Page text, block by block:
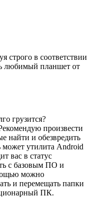
строго в соответствии
любимый планшет от
грузится?
произвести
найти и обезвредить
утилита Android
вас в статус
с базовым ПО и
можно
и перемещать папки
ПК.